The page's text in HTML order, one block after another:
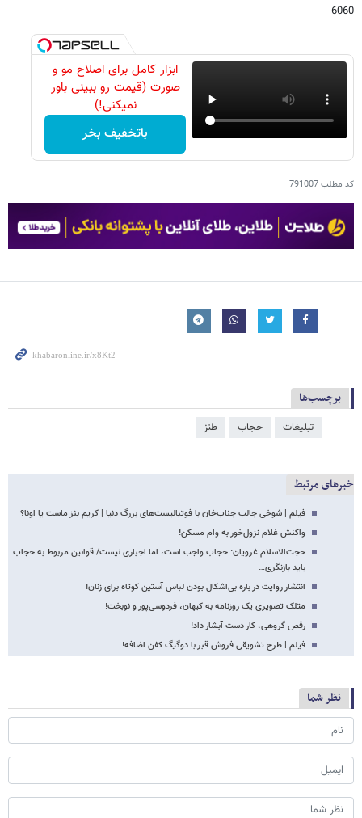
6060
ابزار کامل برای اصلاح مو و
صورت (قیمت رو ببینی باور
نمیکنی!)
باتخفیف بخر
کد مطلب791007
برچسب‌ها
تبلیغات حجاب طنز
خبرهای مرتبط
فیلم | شوخی جالب جناب‌خان با فوتبالیست‌های بزرگ دنیا | کریم بنز ماست یا اونا؟
واکنش غلام نزول‌خور به وام مسکن!
حجت‌الاسلام غرویان: حجاب واجب است، اما اجباری نیست/ قوانین مربوط به حجاب
باید بازنگری…
انتشار روایت در باره بی‌اشکال بودن لباس آستین کوتاه برای زنان!
متلک تصویری یک روزنامه به کیهان، فردوسی‌پور و نوبخت!
رقص گروهی، کار دست آبشار داد!
فیلم | طرح تشویقی فروش قبر با دوگیگ کفن اضافه!
نظر شما